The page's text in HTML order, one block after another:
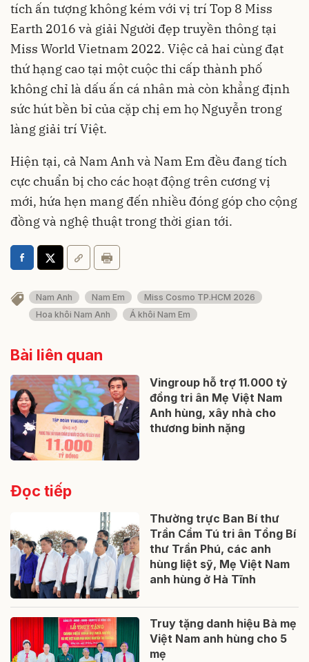
tích ấn tượng không kém với vị trí Top 8 Miss
Earth 2016 và giải Người đẹp truyền thông tại
Miss World Vietnam 2022. Việc cả hai cùng đạt
thứ hạng cao tại một cuộc thi cấp thành phố
không chỉ là dấu ấn cá nhân mà còn khẳng định
sức hút bền bỉ của cặp chị em họ Nguyễn trong
làng giải trí Việt.
Hiện tại, cả Nam Anh và Nam Em đều đang tích
cực chuẩn bị cho các hoạt động trên cương vị
mới, hứa hẹn mang đến nhiều đóng góp cho cộng
đồng và nghệ thuật trong thời gian tới.
Nam Anh Nam Em
Miss Cosmo TP.HCM 2026
Hoa khôi Nam Anh
Á khôi Nam Em
Bài liên quan
Vingroup hỗ trợ 11.000 tỷ
đồng tri ân Mẹ Việt Nam
Anh hùng, xây nhà cho
thương binh nặng
Đọc tiếp
Thường trực Ban Bí thư
Trần Cẩm Tú tri ân Tổng Bí
thư Trần Phú, các anh
hùng liệt sỹ, Mẹ Việt Nam
anh hùng ở Hà Tĩnh
Truy tặng danh hiệu Bà mẹ
Việt Nam anh hùng cho 5
mẹ